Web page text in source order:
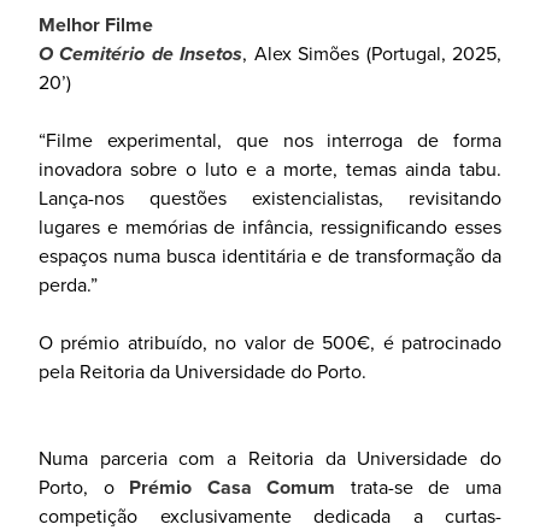
Melhor Filme
O Cemitério de Insetos, Alex Simões (Portugal, 2025,
20’)
“Filme experimental, que nos interroga de forma
inovadora sobre o luto e a morte, temas ainda tabu.
Lança-nos questões existencialistas, revisitando
lugares e memórias de infância, ressignificando esses
espaços numa busca identitária e de transformação da
perda.”
O prémio atribuído, no valor de 500€, é patrocinado
pela Reitoria da Universidade do Porto.
Numa parceria com a Reitoria da Universidade do
Porto, o Prémio Casa Comum trata-se de uma
competição exclusivamente dedicada a curtas-